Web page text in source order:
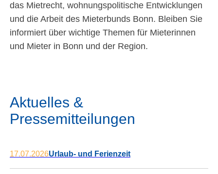
das Mietrecht, wohnungspolitische Entwicklungen
und die Arbeit des Mieterbunds Bonn. Bleiben Sie
informiert über wichtige Themen für Mieterinnen
und Mieter in Bonn und der Region.
Aktuelles &
Pressemitteilungen
17.07.2026Urlaub- und Ferienzeit